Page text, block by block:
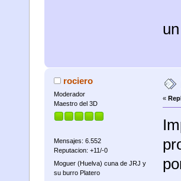
rociero
Moderador
Maestro del 3D
Mensajes: 6.552
Reputacion: +11/-0
Moguer (Huelva) cuna de JRJ y
su burro Platero
«